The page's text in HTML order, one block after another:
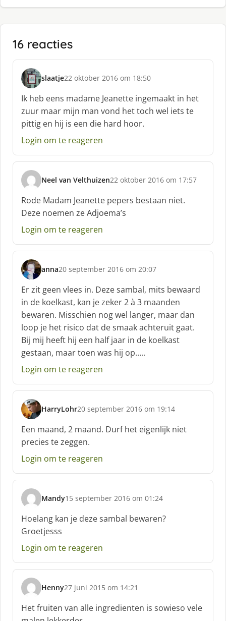
16 reacties
slaatje
s
c
h
r
e
e
f
:
22 oktober 2016 om 18:50
Ik heb eens madame Jeanette ingemaakt in het
zuur maar mijn man vond het toch wel iets te
pittig en hij is een die hard hoor.
Login om te reageren
Neel van Velthuizen
s
c
h
r
e
f
22 oktober 2016 om 17:57
Rode Madam Jeanette pepers bestaan niet.
Deze noemen ze Adjoema’s
Login om te reageren
anna
s
c
h
r
e
e
f
20 september 2016 om 20:07
Er zit geen vlees in. Deze sambal, mits bewaard
in de koelkast, kan je zeker 2 à 3 maanden
bewaren. Misschien nog wel langer, maar dan
loop je het risico dat de smaak achteruit gaat.
Bij mij heeft hij een half jaar in de koelkast
gestaan, maar toen was hij op…..
Login om te reageren
HarryLohr
s
c
h
r
e
f
20 september 2016 om 19:14
Een maand, 2 maand. Durf het eigenlijk niet
precies te zeggen.
Login om te reageren
Mandy
s
c
h
r
e
f
15 september 2016 om 01:24
Hoelang kan je deze sambal bewaren?
Groetjesss
Login om te reageren
Henny
s
c
h
27 juni 2015 om 14:21
Het fruiten van alle ingredienten is sowieso vele